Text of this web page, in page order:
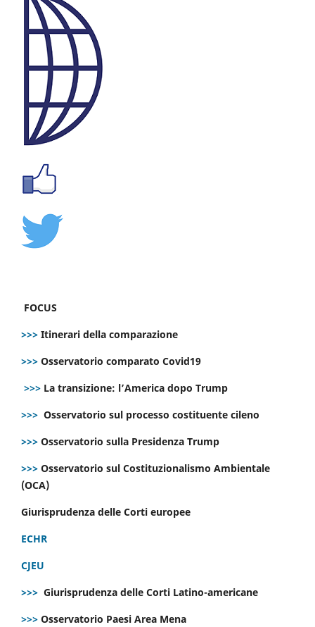
FOCUS
>>> Itinerari della comparazione
>>> Osservatorio comparato Covid19
>>> La transizione: l’America dopo Trump
>>> Osservatorio sul processo costituente cileno
>>> Osservatorio sulla Presidenza Trump
>>> Osservatorio sul Costituzionalismo Ambientale
(OCA)
Giurisprudenza delle Corti europee
ECHR
CJEU
>>> Giurisprudenza delle Corti Latino-americane
>>> Osservatorio Paesi Area Mena